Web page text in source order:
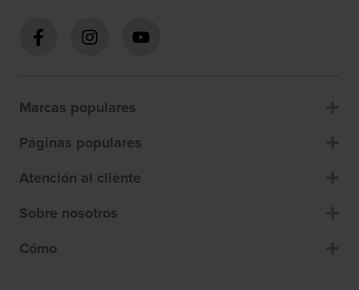
Marcas populares
Páginas populares
Atención al cliente
Sobre nosotros
Cómo